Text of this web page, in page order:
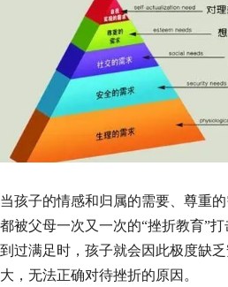
当孩子的情感和归属的需要、尊重
都被父母一次又一次的“挫折教育”
到过满足时，孩子就会因此极度缺
大，无法正确对待挫折的原因。